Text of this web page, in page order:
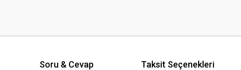
Soru & Cevap Taksit Seçenekleri